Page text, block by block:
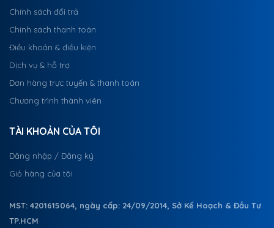
Chính sách đổi trả
Chính sách thanh toán
Điều khoản & điều kiện
Dịch vụ & hỗ trợ
Đơn hàng trực tuyến & thanh toán
Chương trình thành viên
TÀI KHOẢN CỦA TÔI
Đăng nhập / Đăng ký
Giỏ hàng của tôi
MST: 4201615064, ngày cấp: 24/09/2014, Sở Kế Hoạch & Đầu Tư
TP.HCM